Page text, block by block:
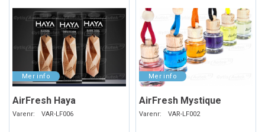
AirFresh Haya
Varenr: VAR-LF006
AirFresh Mystique
Varenr: VAR-LF002